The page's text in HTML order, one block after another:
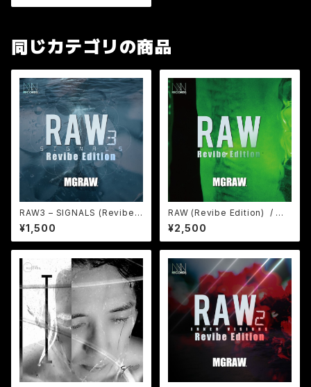
同じカテゴリの商品
RAW3 – SIGNALS (Revibe E
dition) / MGRAW (デジタルコ
ンテンツ WAV&mp3)
¥1,500
RAW (Revibe Edition) / MG
RAW (デジタルコンテンツ WAV
&mp3)
¥2,500